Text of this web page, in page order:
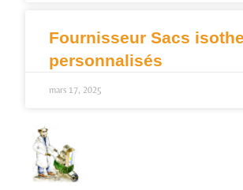
Fournisseur Sacs
personnalisés
mars 17, 2025